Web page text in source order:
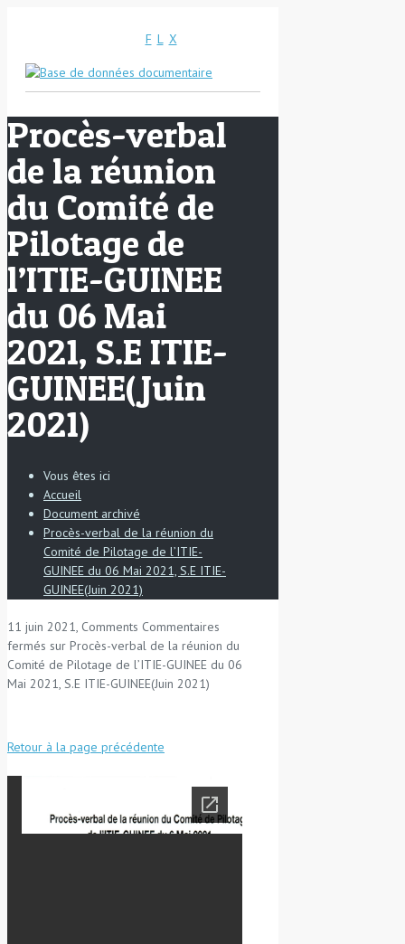
F L X
Procès-verbal
de la réunion
du Comité de
Pilotage de
l’ITIE-GUINEE
du 06 Mai
2021, S.E ITIE-
GUINEE(Juin
2021)
Vous êtes ici
Accueil
Document archivé
Procès-verbal de la réunion du
Comité de Pilotage de l’ITIE-
GUINEE du 06 Mai 2021, S.E ITIE-
GUINEE(Juin 2021)
11 juin 2021, Comments Commentaires
fermés sur Procès-verbal de la réunion du
Comité de Pilotage de l’ITIE-GUINEE du 06
Mai 2021, S.E ITIE-GUINEE(Juin 2021)
Retour à la page précédente